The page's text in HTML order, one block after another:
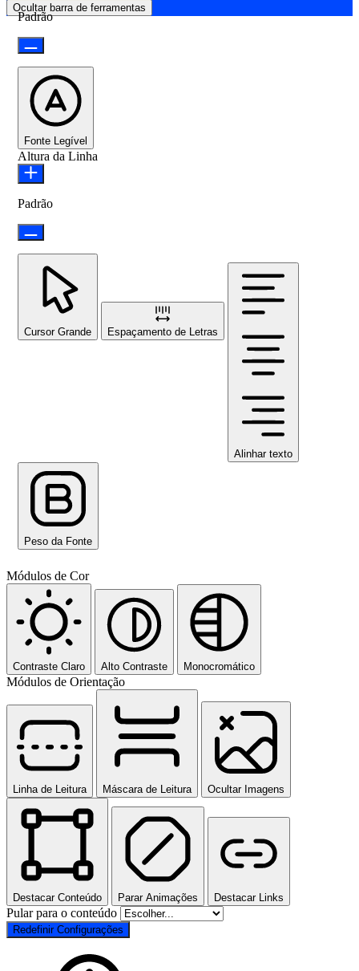
Ocultar barra de ferramentas
Padrão
Fonte Legível
Altura da Linha
Padrão
Cursor Grande Espaçamento de Letras
Alinhar texto
Peso da Fonte
Módulos de Cor
Contraste Claro Alto Contraste Monocromático
Módulos de Orientação
Linha de Leitura Máscara de Leitura Ocultar Imagens
Destacar Conteúdo Parar Animações Destacar Links
Pular para o conteúdo
Redefinir Configurações